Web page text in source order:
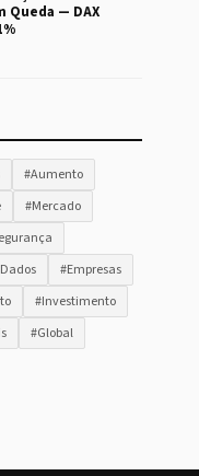
Queda — DAX
#Aumento
#Mercado
#Empresas
#Investimento
#Global